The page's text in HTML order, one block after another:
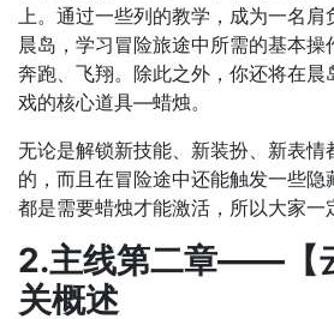
上。通过一些列的教学，成为一名肩
晨岛，学习冒险旅途中所需的基本
奔跑、飞翔。除此之外，你还将在晨
戏的核心道具—蜡烛。
无论是解锁新技能、新装扮、新表情
的，而且在冒险途中还能触发一些隐
都是需要蜡烛才能激活，所以大家一
2.主线第二章——【
关概述